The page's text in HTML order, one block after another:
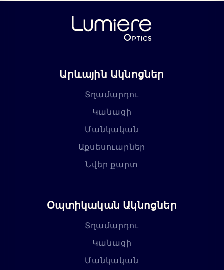
Արևային Ակնոցներ
Տղամարդու
Կանացի
Մանկական
Աքսեսուարներ
Նվեր քարտ
Օպտիկական Ակնոցներ
Տղամարդու
Կանացի
Մանկական